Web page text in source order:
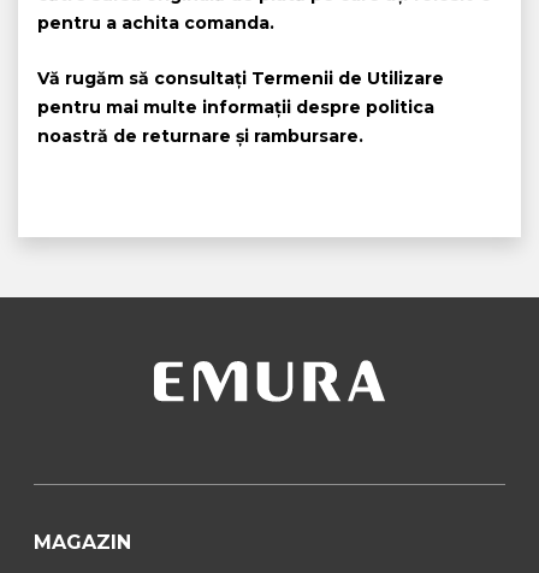
pentru a achita comanda.
Vă rugăm să consultați Termenii de Utilizare
pentru mai multe informații despre politica
noastră de returnare și rambursare.
MAGAZIN